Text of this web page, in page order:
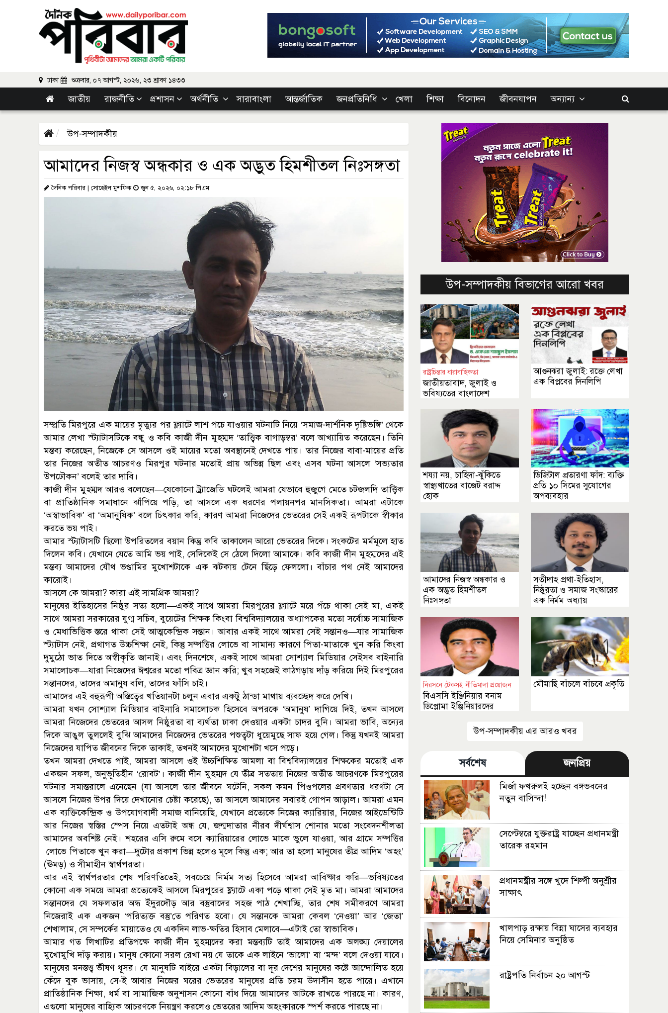
ঢাকা শুক্রবার, ০৭ আগস্ট, ২০২৬, ২৩ শ্রাবণ ১৪৩৩
জাতীয় রাজনীতি প্রশাসন অর্থনীতি সারাবাংলা আন্তর্জাতিক জনপ্রতিনিধি খেলা শিক্ষা বিনোদন জীবনযাপন অন্যান্য
উপ-সম্পাদকীয়
আমাদের নিজস্ব অন্ধকার ও এক অদ্ভুত হিমশীতল নিঃসঙ্গতা
দৈনিক পরিবার | সোহেইল মুশফিক জুন ৫, ২০২৬, ০২:১৮ পিএম
সম্প্রতি মিরপুরে এক মায়ের মৃত্যুর পর ফ্ল্যাটে লাশ পচে যাওয়ার ঘটনাটি নিয়ে ‘সমাজ-দার্শনিক দৃষ্টিভঙ্গি’ থেকে
আমার লেখা স্ট্যাটাসটিকে বন্ধু ও কবি কাজী দীন মুহম্মদ ‘তাত্ত্বিক বাগাড়ম্বর’ বলে আখ্যায়িত করেছেন। তিনি
মন্তব্য করেছেন, নিজেকে সে আসলে ওই মায়ের মতো অবস্থানেই দেখতে পায়। তার নিজের বাবা-মায়ের প্রতি
তার নিজের অতীত আচরণও মিরপুর ঘটনার মতোই প্রায় অভিন্ন ছিল এবং এসব ঘটনা আসলে ‘সভ্যতার
উপঢৌকন’ বলেই তার দাবি।
কাজী দীন মুহম্মদ আরও বলেছেন—যেকোনো ট্র্যাজেডি ঘটলেই আমরা যেভাবে হুজুগে মেতে চটজলদি তাত্ত্বিক
বা প্রাতিষ্ঠানিক সমাধানে ঝাঁপিয়ে পড়ি, তা আসলে এক ধরণের পলায়নপর মানসিকতা। আমরা এটাকে
‘অস্বাভাবিক’ বা ‘অমানুষিক’ বলে চিৎকার করি, কারণ আমরা নিজেদের ভেতরের সেই একই রূপটাকে স্বীকার
করতে ভয় পাই।
আমার স্ট্যাটাসটি ছিলো উপরিতলের বয়ান কিন্তু কবি তাকালেন আরো ভেতরের দিকে। সংকটের মর্মমূলে হাত
দিলেন কবি। যেখানে যেতে আমি ভয় পাই, সেদিকেই সে ঠেলে দিলো আমাকে। কবি কাজী দীন মুহম্মদের এই
মন্তব্য আমাদের যৌথ ভণ্ডামির মুখোশটাকে এক ঝটকায় টেনে ছিঁড়ে ফেললো। বাঁচার পথ নেই আমাদের
কারোই।
আসলে কে আমরা? কারা এই সামগ্রিক আমরা?
মানুষের ইতিহাসের নিষ্ঠুর সত্য হলো—একই সাথে আমরা মিরপুরের ফ্ল্যাটে মরে পঁচে থাকা সেই মা, একই
সাথে আমরা সরকারের যুগ্ম সচিব, বুয়েটের শিক্ষক কিংবা বিশ্ববিদ্যালয়ের অধ্যাপকের মতো সর্বোচ্চ সামাজিক
ও মেধাভিত্তিক স্তরে থাকা সেই আত্মকেন্দ্রিক সন্তান। আবার একই সাথে আমরা সেই সন্তানও—যার সামাজিক
স্ট্যাটাস নেই, প্রথাগত উচ্চশিক্ষা নেই, কিন্তু সম্পত্তির লোভে বা সামান্য কারণে পিতা-মাতাকে খুন করি কিংবা
দুমুঠো ভাত দিতে অস্বীকৃতি জানাই। এবং দিনশেষে, একই সাথে আমরা সোশ্যাল মিডিয়ার সেইসব বাইনারি
সমালোচক—যারা নিজেদের ঈশ্বরের মতো পবিত্র জ্ঞান করি; খুব সহজেই কাঠগড়ায় দাঁড় করিয়ে দিই মিরপুরের
সন্তানদের, তাদের অমানুষ বলি, তাদের ফাঁসি চাই।
আমাদের এই বহুরূপী অস্তিত্বের খতিয়ানটা চলুন এবার একটু ঠান্ডা মাথায় ব্যবচ্ছেদ করে দেখি।
আমরা যখন সোশ্যাল মিডিয়ার বাইনারি সমালোচক হিসেবে অপরকে ‘অমানুষ’ দাগিয়ে দিই, তখন আসলে
আমরা নিজেদের ভেতরের আসল নিষ্ঠুরতা বা ব্যর্থতা ঢাকা দেওয়ার একটা চাদর বুনি। আমরা ভাবি, অন্যের
দিকে আঙুল তুললেই বুঝি আমাদের নিজেদের ভেতরের পশুত্বটা ধুয়েমুছে সাফ হয়ে গেল। কিন্তু যখনই আমরা
নিজেদের যাপিত জীবনের দিকে তাকাই, তখনই আমাদের মুখোশটা খসে পড়ে।
তখন আমরা দেখতে পাই, আমরা আসলে ওই উচ্চশিক্ষিত আমলা বা বিশ্ববিদ্যালয়ের শিক্ষকের মতোই এক
একজন সফল, অনুভূতিহীন ‘রোবট’। কাজী দীন মুহম্মদ যে তীব্র সততায় নিজের অতীত আচরণকে মিরপুরের
ঘটনার সমান্তরালে এনেছেন (যা আসলে তার জীবনে ঘটেনি, সকল কমন পিওপলের প্রবণতার ধরণটা সে
আসলে নিজের উপর দিয়ে দেখানোর চেষ্টা করেছে), তা আসলে আমাদের সবারই গোপন আড়াল। আমরা এমন
এক ব্যক্তিকেন্দ্রিক ও উপযোগবাদী সমাজ বানিয়েছি, যেখানে প্রত্যেকে নিজের ক্যারিয়ার, নিজের আইডেন্টিটি
আর নিজের স্বস্তির স্পেস নিয়ে এতটাই অন্ধ যে, জন্মদাতার নীরব দীর্ঘশ্বাস শোনার মতো সংবেদনশীলতা
আমাদের অবশিষ্ট নেই। শহরের এসি রুমে বসে ক্যারিয়ারের লোভে মাকে ভুলে যাওয়া, আর গ্রামে সম্পত্তির
লোভে পিতাকে খুন করা—দুটোর প্রকাশ ভিন্ন হলেও মূলে কিন্তু এক; আর তা হলো মানুষের তীব্র আদিম ‘অহং’
(ঊমড়) ও সীমাহীন স্বার্থপরতা।
আর এই স্বার্থপরতার শেষ পরিণতিতেই, সবচেয়ে নির্মম সত্য হিসেবে আমরা আবিষ্কার করি—ভবিষ্যতের
কোনো এক সময়ে আমরা প্রত্যেকেই আসলে মিরপুরের ফ্ল্যাটে একা পড়ে থাকা সেই মৃত মা। আমরা আমাদের
সন্তানদের যে সফলতার অন্ধ ইঁদুরদৌড় আর বস্তুবাদের সহজ পাঠ শেখাচ্ছি, তার শেষ সমীকরণে আমরা
নিজেরাই এক একজন ‘পরিত্যক্ত বস্তু’তে পরিণত হবো। যে সন্তানকে আমরা কেবল ‘নেওয়া’ আর ‘জেতা’
শেখালাম, সে সম্পর্কের মায়াতেও যে একদিন লাভ-ক্ষতির হিসাব মেলাবে—এটাই তো স্বাভাবিক।
আমার গত লিখাটির প্রতিপক্ষে কাজী দীন মুহম্মদের করা মন্তব্যটি তাই আমাদের এক অলঙ্ঘ্য দেয়ালের
মুখোমুখি দাঁড় করায়। মানুষ কোনো সরল রেখা নয় যে তাকে এক লাইনে ‘ভালো’ বা ‘মন্দ’ বলে দেওয়া যাবে।
মানুষের মনস্তত্ত্ব ভীষণ ধূসর। যে মানুষটি বাইরে একটা বিড়ালের বা দূর দেশের মানুষের কষ্টে আন্দোলিত হয়ে
কেঁদে বুক ভাসায়, সে-ই আবার নিজের ঘরের ভেতরের মানুষের প্রতি চরম উদাসীন হতে পারে। এখানে
প্রাতিষ্ঠানিক শিক্ষা, ধর্ম বা সামাজিক অনুশাসন কোনো বাঁধ দিয়ে আমাদের আটকে রাখতে পারছে না। কারণ,
এগুলো মানুষের বাহ্যিক আচরণকে নিয়ন্ত্রণ করলেও ভেতরের আদিম অহংকারকে স্পর্শ করতে পারছে না।
উপ-সম্পাদকীয় বিভাগের আরো খবর
রাষ্ট্রচিন্তার ধারাবাহিকতা
জাতীয়তাবাদ, জুলাই ও
ভবিষ্যতের বাংলাদেশ
আগুনঝরা জুলাই: রক্তে লেখা
এক বিপ্লবের দিনলিপি
শয্যা নয়, চাহিদা-ঝুঁকিতে
স্বাস্থ্যখাতের বাজেট বরাদ্দ
হোক
ডিজিটাল প্রতারণা ফাঁদ: ব্যক্তি
প্রতি ১০ সিমের সুযোগের
অপব্যবহার
আমাদের নিজস্ব অন্ধকার ও
এক অদ্ভুত হিমশীতল
নিঃসঙ্গতা
সতীদাহ প্রথা-ইতিহাস,
নিষ্ঠুরতা ও সমাজ সংস্কারের
এক নির্মম অধ্যায়
নিরসনে টেকসই নীতিমালা প্রয়োজন
বিএসসি ইঞ্জিনিয়ার বনাম
ডিপ্লোমা ইঞ্জিনিয়ারদের
মৌমাছি বাঁচলে বাঁচবে প্রকৃতি
উপ-সম্পাদকীয় এর আরও খবর
সর্বশেষ জনপ্রিয়
মির্জা ফখরুলই হচ্ছেন বঙ্গভবনের
নতুন বাসিন্দা!
সেপ্টেম্বরে যুক্তরাষ্ট্র যাচ্ছেন প্রধানমন্ত্রী
তারেক রহমান
প্রধানমন্ত্রীর সঙ্গে খুদে শিল্পী অনুশ্রীর
সাক্ষাৎ
খালপাড় রক্ষায় বিন্না ঘাসের ব্যবহার
নিয়ে সেমিনার অনুষ্ঠিত
রাষ্ট্রপতি নির্বাচন ২০ আগস্ট